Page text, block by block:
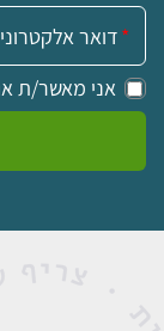
אימייל:
אני מאשר/ת